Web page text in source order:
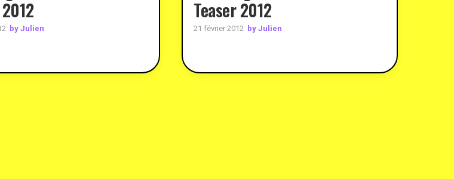
by Julien
Teaser 2012
21 février 2012 by Julien